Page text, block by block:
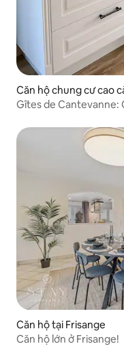
Căn hộ chung cư cao
Gîtes de Cantevanne:
Căn hộ tại Frisange
Căn hộ lớn ở Frisange!